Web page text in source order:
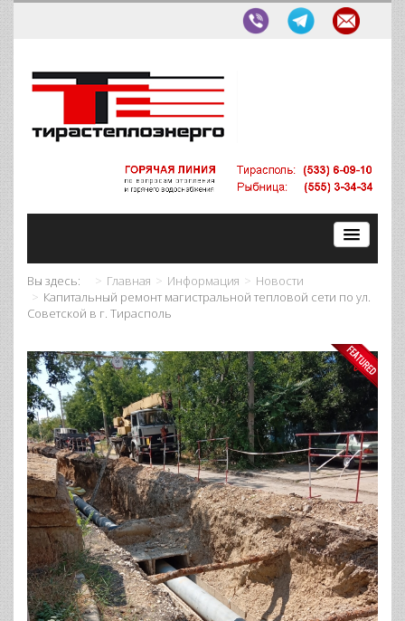
Вы здесь: Главная Информация
Новости
Капитальный ремонт магистральной тепловой сети по ул.
Советской в г. Тирасполь